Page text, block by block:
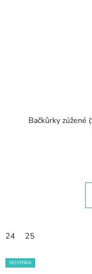
Bačkůrky zúžené
24 25
NOVINKA